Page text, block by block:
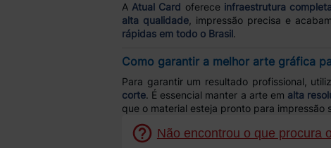
AAtual Card oferece infraestrutura
alta qualidade, impressão precisa e
rápidas em todo o Brasil.
Como garantir a melhor arte gráfica
Para garantir um resultado profissional,
corte. É essencial manter a arte em alta
que o material esteja pronto para impressão
Não encontrou o que procura